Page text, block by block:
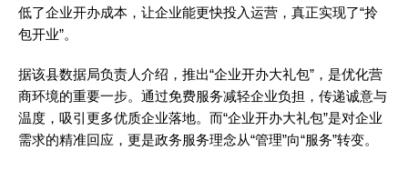
低了企业开办成本，让企业能更快投入运营，真正实现了“拎
包开业”。
据该县数据局负责人介绍，推出“企业开办大礼包”，是优化营
商环境的重要一步。通过免费服务减轻企业负担，传递诚意与
温度，吸引更多优质企业落地。而“企业开办大礼包”是对企业
需求的精准回应，更是政务服务理念从“管理”向“服务”转变。